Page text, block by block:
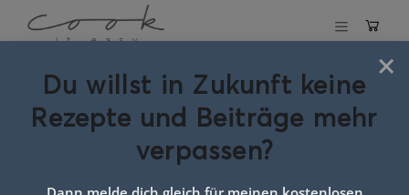
Cracker-Platte mit
Aufstrichen
×
Du willst in Zukunft keine
Rezepte und Beiträge mehr
verpassen?